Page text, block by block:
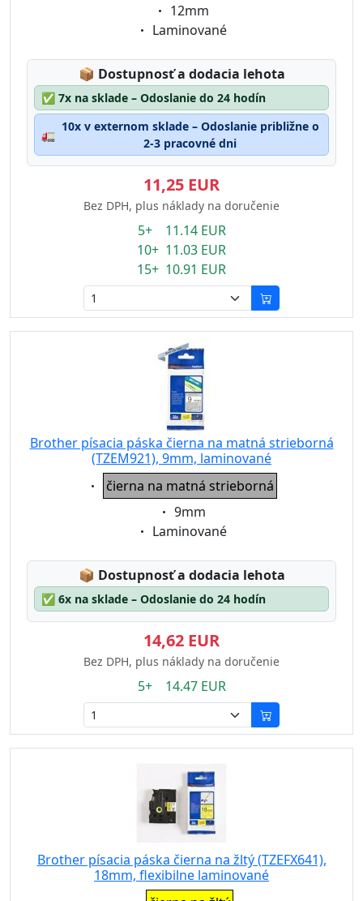
Eigenschaft:
12mm
Eigenschaft:
Laminované
📦 Lagerstatus:
Dostupnosť a dodacia lehota
✅ 7x na sklade – Odoslanie do 24 hodín
🚛
10x v externom sklade – Odoslanie približne o
2-3 pracovné dni
11,25 EUR
Bez DPH, plus náklady na doručenie
5+ 11.14 EUR
10+ 11.03 EUR
15+ 10.91 EUR
Brother písacia páska čierna na matná strieborná
(TZEM921), 9mm, laminované
Eigenschaft:
čierna na matná strieborná
Eigenschaft:
9mm
Eigenschaft:
Laminované
📦 Lagerstatus:
Dostupnosť a dodacia lehota
✅ 6x na sklade – Odoslanie do 24 hodín
14,62 EUR
Bez DPH, plus náklady na doručenie
5+ 14.47 EUR
Brother písacia páska čierna na žltý (TZEFX641),
18mm, flexibilne laminované
Eigenschaft: